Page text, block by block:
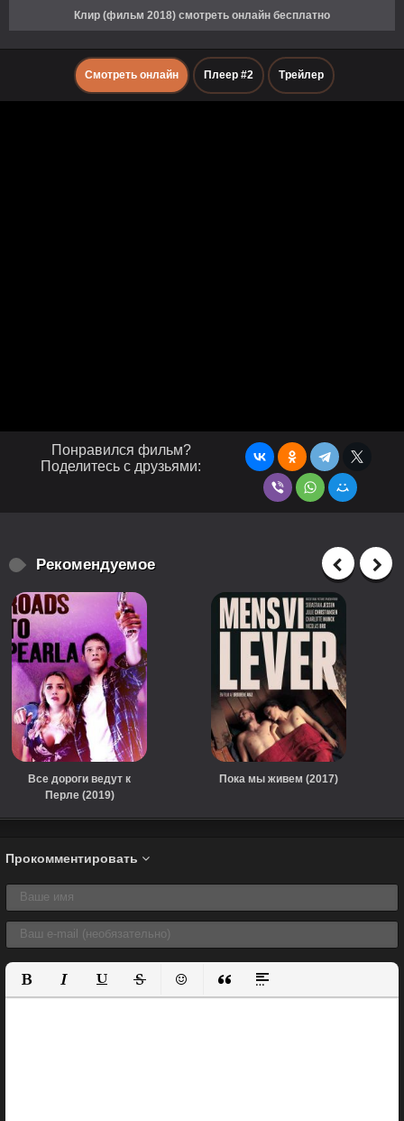
Клир (фильм 2018) смотреть онлайн бесплатно
Смотреть онлайн Плеер #2 Трейлер
Понравился фильм?
Поделитесь с друзьями:
Рекомендуемое
Все дороги ведут к
Перле (2019)
Пока мы живем (2017)
Прокомментировать
Полужирный
КурсивПодчеркнутый
ЗачеркнутыйВставить смайлик
Вставка цитаты
Вставка спойлера